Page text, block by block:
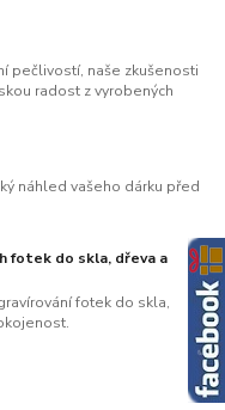
pečlivostí, naše zkušenosti
radost z vyrobených
náhled vašeho dárku před
fotek do skla, dřeva a
fotek do skla,